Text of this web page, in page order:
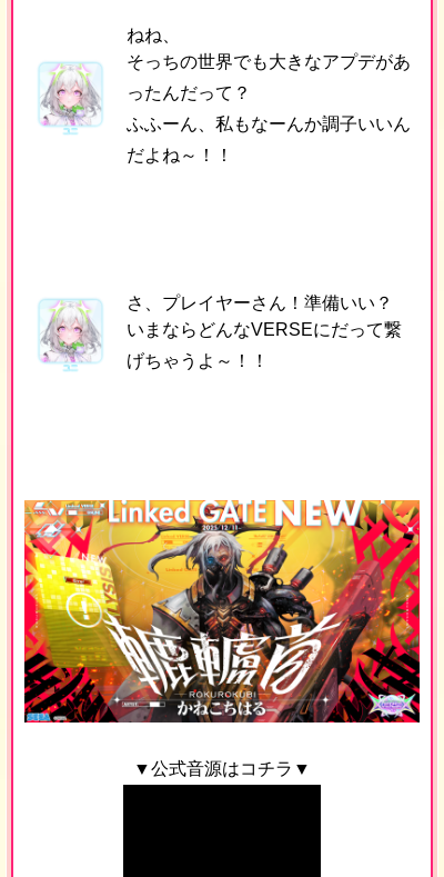
ねね、
そっちの世界でも大きなアプデがあ
ったんだって？
ふふーん、私もなーんか調子いいん
だよね～！！
さ、プレイヤーさん！準備いい？
いまならどんなVERSEにだって繋
げちゃうよ～！！
▼公式音源はコチラ▼